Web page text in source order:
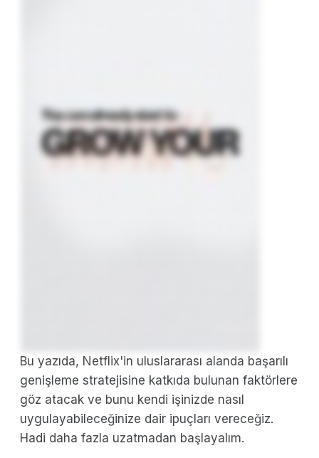
Bu yazıda, Netflix'in uluslararası alanda başarılı
genişleme stratejisine katkıda bulunan faktörlere
göz atacak ve bunu kendi işinizde nasıl
uygulayabileceğinize dair ipuçları vereceğiz.
Hadi daha fazla uzatmadan başlayalım.